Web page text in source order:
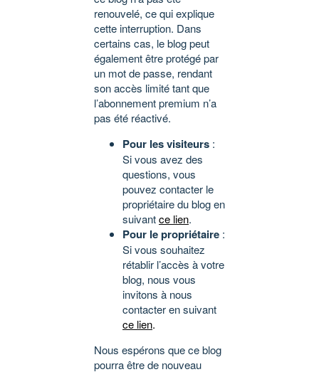
renouvelé, ce qui explique
cette interruption. Dans
certains cas, le blog peut
également être protégé par
un mot de passe, rendant
son accès limité tant que
l’abonnement premium n’a
pas été réactivé.
Pour les visiteurs :
Si vous avez des
questions, vous
pouvez contacter le
propriétaire du blog en
suivantce lien.
Pour le propriétaire :
Si vous souhaitez
rétablir l’accès à votre
blog, nous vous
invitons à nous
contacter en suivant
ce lien.
Nous espérons que ce blog
pourra être de nouveau